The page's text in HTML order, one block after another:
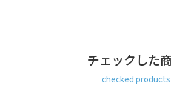
チェックした
checked products